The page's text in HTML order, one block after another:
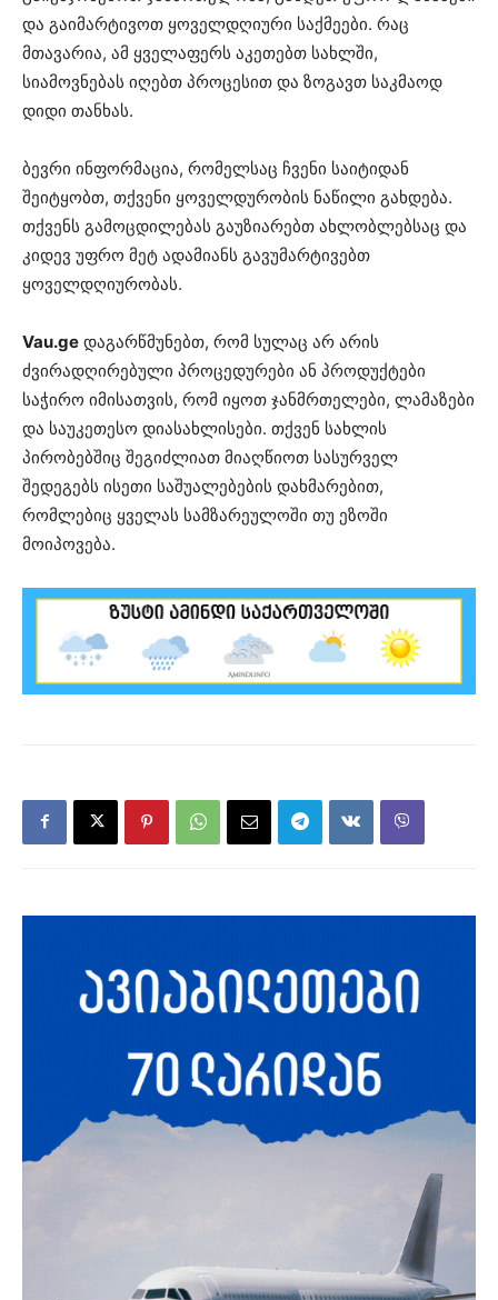
და გაიმარტივოთ ყოველდღიური საქმეები. რაც
მთავარია, ამ ყველაფერს აკეთებთ სახლში,
სიამოვნებას იღებთ პროცესით და ზოგავთ საკმაოდ
დიდი თანხას.
ბევრი ინფორმაცია, რომელსაც ჩვენი საიტიდან
შეიტყობთ, თქვენი ყოველდურობის ნაწილი გახდება.
თქვენს გამოცდილებას გაუზიარებთ ახლობლებსაც და
კიდევ უფრო მეტ ადამიანს გავუმარტივებთ
ყოველდღიურობას.
Vau.ge დაგარწმუნებთ, რომ სულაც არ არის
ძვირადღირებული პროცედურები ან პროდუქტები
საჭირო იმისათვის, რომ იყოთ ჯანმრთელები, ლამაზები
და საუკეთესო დიასახლისები. თქვენ სახლის
პირობებშიც შეგიძლიათ მიაღწიოთ სასურველ
შედეგებს ისეთი საშუალებების დახმარებით,
რომლებიც ყველას სამზარეულოში თუ ეზოში
მოიპოვება.